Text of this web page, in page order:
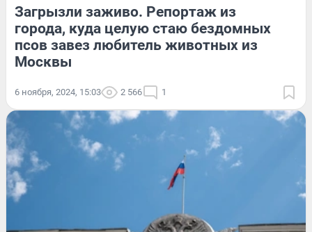
Загрызли заживо. Репортаж из
города, куда целую стаю бездомных
псов завез любитель животных из
Москвы
6 ноября, 2024, 15:03 2 566 1